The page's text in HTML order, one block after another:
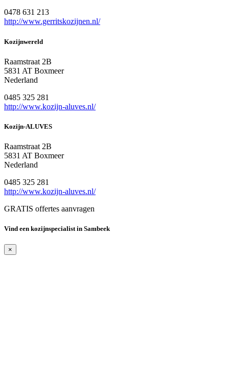
0478 631 213
http://www.gerritskozijnen.nl/
Kozijnwereld
Raamstraat 2B
5831 AT Boxmeer
Nederland
0485 325 281
http://www.kozijn-aluves.nl/
Kozijn-ALUVES
Raamstraat 2B
5831 AT Boxmeer
Nederland
0485 325 281
http://www.kozijn-aluves.nl/
GRATIS offertes aanvragen
Vind een kozijnspecialist in Sambeek
×